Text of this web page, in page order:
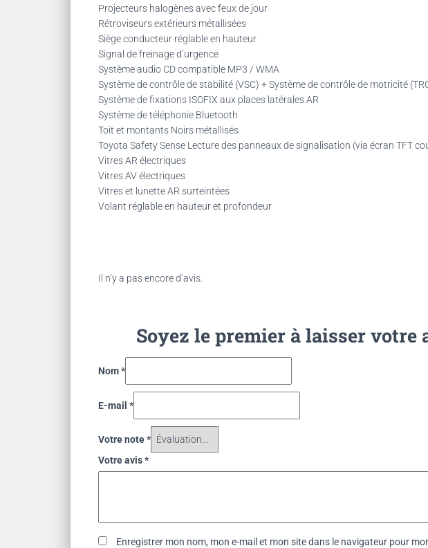
Projecteurs halogènes avec feux de jour
Rétroviseurs extérieurs métallisées
Siège conducteur réglable en hauteur
Signal de freinage d’urgence
Système audio CD compatible MP3 / WMA
Système de contrôle de stabilité (VSC) + Système de contrôle de motricité
Système de fixations ISOFIX aux places latérales AR
Système de téléphonie Bluetooth
Toit et montants Noirs métallisés
Toyota Safety Sense Lecture des panneaux de signalisation (via écran TFT
Vitres AR électriques
Vitres AV électriques
Vitres et lunette AR surteintées
Volant réglable en hauteur et profondeur
Il n’y a pas encore d’avis.
Soyez le premier à laisser votre
Nom*
E-mail *
Votre note*
Votre avis*
Enregistrer mon nom, mon e-mail et mon site dans le navigateur pour